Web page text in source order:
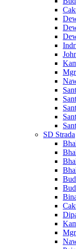
SD Strada